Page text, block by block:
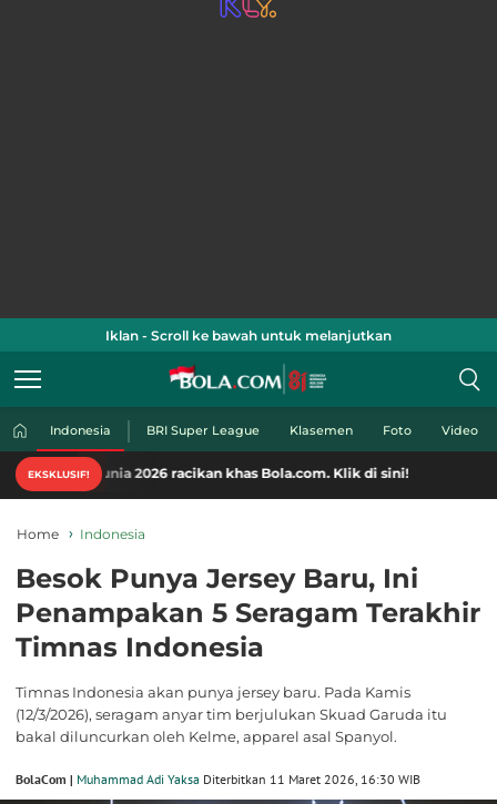
Iklan - Scroll ke bawah untuk melanjutkan
Indonesia BRI Super League Klasemen Foto Video
EKSKLUSIF!
2026 racikan khas Bola.com. Klik di sini!
Home Indonesia
Besok Punya Jersey Baru, Ini
Penampakan 5 Seragam Terakhir
Timnas Indonesia
Timnas Indonesia akan punya jersey baru. Pada Kamis
(12/3/2026), seragam anyar tim berjulukan Skuad Garuda itu
bakal diluncurkan oleh Kelme, apparel asal Spanyol.
BolaCom | Muhammad Adi Yaksa Diterbitkan 11 Maret 2026, 16:30 WIB